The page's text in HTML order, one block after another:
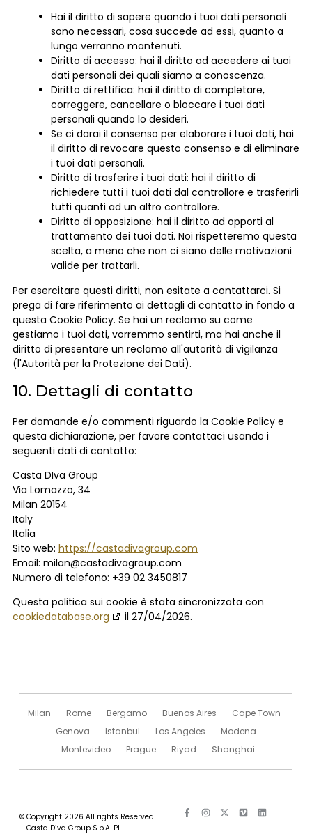
Hai il diritto di sapere quando i tuoi dati personali
sono necessari, cosa succede ad essi, quanto a
lungo verranno mantenuti.
Diritto di accesso: hai il diritto ad accedere ai tuoi
dati personali dei quali siamo a conoscenza.
Diritto di rettifica: hai il diritto di completare,
correggere, cancellare o bloccare i tuoi dati
personali quando lo desideri.
Se ci darai il consenso per elaborare i tuoi dati, hai
il diritto di revocare questo consenso e di eliminare
i tuoi dati personali.
Diritto di trasferire i tuoi dati: hai il diritto di
richiedere tutti i tuoi dati dal controllore e trasferirli
tutti quanti ad un altro controllore.
Diritto di opposizione: hai il diritto ad opporti al
trattamento dei tuoi dati. Noi rispetteremo questa
scelta, a meno che non ci siano delle motivazioni
valide per trattarli.
Per esercitare questi diritti, non esitate a contattarci. Si
prega di fare riferimento ai dettagli di contatto in fondo a
questa Cookie Policy. Se hai un reclamo su come
gestiamo i tuoi dati, vorremmo sentirti, ma hai anche il
diritto di presentare un reclamo all'autorità di vigilanza
(l'Autorità per la Protezione dei Dati).
10. Dettagli di contatto
Per domande e/o commenti riguardo la Cookie Policy e
questa dichiarazione, per favore contattaci usando i
seguenti dati di contatto:
Casta DIva Group
Via Lomazzo, 34
Milan 20154
Italy
Italia
Sito web: https://castadivagroup.com
Email: milan@castadivagroup.com
Numero di telefono: +39 02 3450817
Questa politica sui cookie è stata sincronizzata con
cookiedatabase.org
il 27/04/2026.
Milan Rome Bergamo Buenos Aires
Cape Town
Genova
Istanbul Los Angeles
Modena
Montevideo
Prague Riyad Shanghai
© Copyright 2026 All rights Reserved.
– Casta Diva Group S.p.A. PI